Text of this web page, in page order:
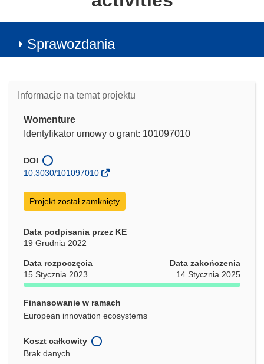
Sprawozdania
Informacje na temat projektu
Womenture
Identyfikator umowy o grant: 101097010
DOI
10.3030/101097010
Projekt został zamknięty
Data podpisania przez KE
19 Grudnia 2022
Data rozpoczęcia
15 Stycznia 2023
Data zakończenia
14 Stycznia 2025
Finansowanie w ramach
European innovation ecosystems
Koszt całkowity
Brak danych